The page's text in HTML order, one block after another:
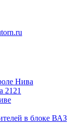
Нива
2121
в блоке ВАЗ